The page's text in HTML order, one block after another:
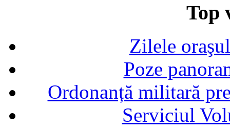
Top
Zilele
Poze
Ordonanță militară
Serviciul